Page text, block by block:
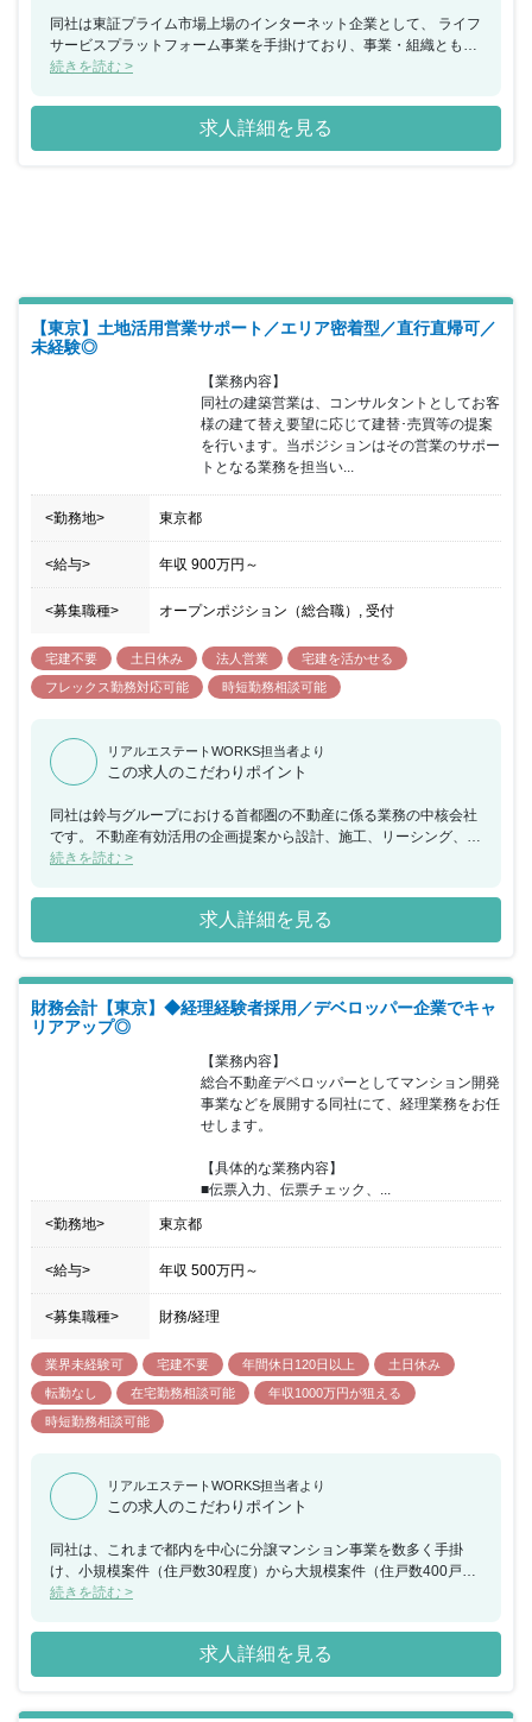
同社は東証プライム市場上場のインターネット企業として、 ライフ
サービスプラットフォーム事業を手掛けており、事業・組織ともに
急成長を遂げる注目のベンチャー企業になります。 これから更に社
いただける《リーダー層～マネジメント層》の強化に伴う採用と な
っております。同ポジションではプレイングマネージャーとして、
人事労務戦略の構築から施策の遂行まで一貫して担っていただき、
や事業責任者とも近い距離で取り組んで 頂くため、経営視点や事業
視点も共に身に付けることが出来ます。
続きを読む >
求人詳細を見る
【東京】土地活用営業サポート／エリア密着型／直行直帰可／
未経験◎
【業務内容】
同社の建築営業は、コンサルタントとしてお客
様の建て替え要望に応じて建替･売買等の提案
を行います。当ポジションはその営業のサポー
トとなる業務を担当い...
<勤務地> 東京都
<給与> 年収 900万円 ～
<募集職種> オープンポジション（総合職）, 受付
宅建不要 土日休み 法人営業
宅建を活かせる
フレックス勤務対応可能
時短勤務相談可能
リアルエステートWORKS担当者より
この求人のこだわりポイント
同社は鈴与グループにおける首都圏の不動産に係る業務の中核会社
です。 不動産有効活用の企画提案から設計、施工、リーシング、ビ
ル管理までを一貫して行い、その全てに営業担当としてかかわるこ
頼を得られる仕事で、会社の成長とともに社員個人としても成長で
きる会社です。 当ポジションについて、建築営業（土地活用）のサ
ポートとなるため、土地活用営業または不動産売買仲介の経験者の
直行し直帰する働き方を通して自身で仕事の効率化を実現していた
だきます。
続きを読む >
求人詳細を見る
財務会計【東京】◆経理経験者採用／デベロッパー企業でキャ
リアアップ◎
【業務内容】
総合不動産デベロッパーとしてマンション開発
事業などを展開する同社にて、経理業務をお任
せします。
【具体的な業務内容】
■伝票入力、伝票チェック、...
<勤務地> 東京都
<給与> 年収 500万円 ～
<募集職種> 財務/経理
業界未経験可 宅建不要 年間休日120日以上
土日休み
転勤なし
在宅勤務相談可能
年収1000万円が狙える
時短勤務相談可能
リアルエステートWORKS担当者より
この求人のこだわりポイント
同社は、これまで都内を中心に分譲マンション事業を数多く手掛
け、小規模案件（住戸数30程度）から大規模案件（住戸数400戸前
後）まで幅広くカバーし、高いデザイン性と付加価値に定評の有る
ととなりました。入社後は、経理として幅広い業務を担当すること
が可能であり、スキルアップしやすい環境にあります。将来的には
監査法人対応や開示資料作成補助、開示資料作成補助等にも携わっ
続きを読む >
求人詳細を見る